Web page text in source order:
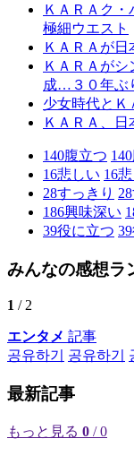
ＫＡＲＡク
極細ウエスト
ＫＡＲＡが
ＫＡＲＡが
成…３０年ぶ
少女時代とＫ
ＫＡＲＡ、
140腹立つ 140
16悲しい 16
28すっきり 28
186興味深い
39役に立つ 39
みんなの感想ラ
1 / 2
エンタメ 記事
공유하기
공유하기
最新記事
もっと見る 0 / 0